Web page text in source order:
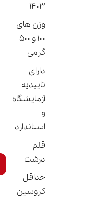
1403
وزن های
100 و 500
گرمی
دارای
تاییدیه
آزمایشگاه
و
استاندارد
قلم
درشت
حداقل
کروسین